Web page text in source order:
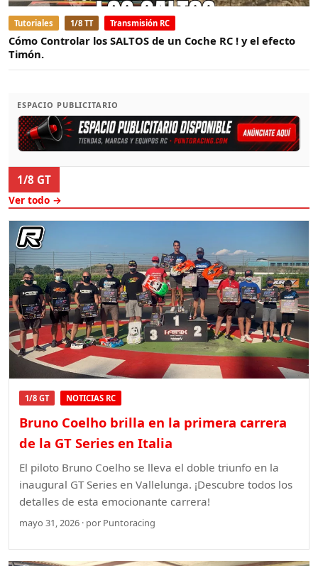
Tutoriales 1/8 TT Transmisión RC
Cómo Controlar los SALTOS de un Coche RC ! y el efecto
Timón.
ESPACIO PUBLICITARIO
1/8 GT
Ver todo →
1/8 GT NOTICIAS RC
Bruno Coelho brilla en la primera carrera
de la GT Series en Italia
El piloto Bruno Coelho se lleva el doble triunfo en la
inaugural GT Series en Vallelunga. ¡Descubre todos los
detalles de esta emocionante carrera!
mayo 31, 2026 · por Puntoracing